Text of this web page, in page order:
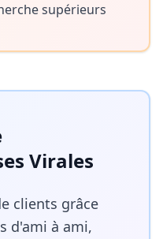
supérieurs
Virales
clients grâce
d'ami à ami,